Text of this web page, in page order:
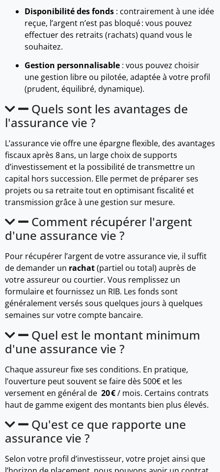
Disponibilité des fonds : contrairement à une idée
reçue, l’argent n’est pas bloqué : vous pouvez
effectuer des retraits (rachats) quand vous le
souhaitez.
Gestion personnalisable : vous pouvez choisir
une gestion libre ou pilotée, adaptée à votre profil
(prudent, équilibré, dynamique).
Quels sont les avantages de
l'assurance vie ?
L’assurance vie offre une épargne flexible, des avantages
fiscaux après 8 ans, un large choix de supports
d’investissement et la possibilité de transmettre un
capital hors succession. Elle permet de préparer ses
projets ou sa retraite tout en optimisant fiscalité et
transmission grâce à une gestion sur mesure.
Comment récupérer l'argent
d'une assurance vie ?
Pour récupérer l’argent de votre assurance vie, il suffit
de demander un rachat(partiel ou total) auprès de
votre assureur ou courtier. Vous remplissez un
formulaire et fournissez un RIB. Les fonds sont
généralement versés sous quelques jours à quelques
semaines sur votre compte bancaire.
Quel est le montant minimum
d'une assurance vie ?
Chaque assureur fixe ses conditions. En pratique,
l’ouverture peut souvent se faire dès 500€ et les
versement en général de 20 €/ mois. Certains contrats
haut de gamme exigent des montants bien plus élevés.
Qu'est ce que rapporte une
assurance vie ?
Selon votre profil d’investisseur, votre projet ainsi que